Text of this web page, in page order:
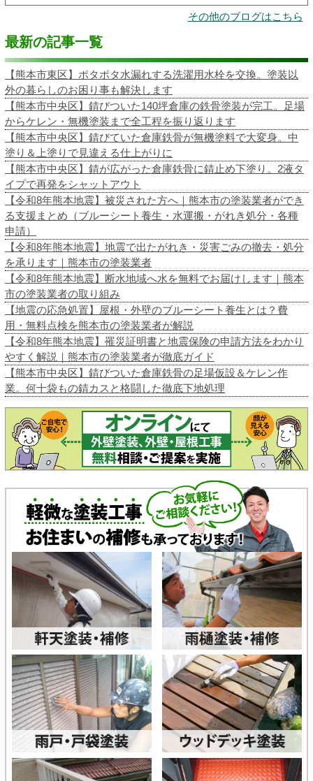
その他のブログはこちら
最新の記事一覧
【熊本市東区】ポタポタ水漏れする洗濯用水栓を交換。塗装以
外の暮らしのお困り事も解決します
【熊本市中央区】錆びついた140坪倉庫の鉄骨塗装が完工。足場
からケレン・無機塗装まで全工程を振り返ります
【熊本市中央区】錆びていた倉庫鉄骨が無機塗料で大変身。中
塗り＆上塗りで見違える仕上がりに
【熊本市中央区】錆が広がった倉庫鉄骨に錆止め下塗り。2液タ
イプで再発をシャットアウト
【令和8年熊本地震】被災された方へ｜熊本市の塗装業者ができ
る支援まとめ（ブルーシート養生・水運搬・がれき処分・各種
申請）
【令和8年熊本地震】地震で出たがれき・災害ごみの撤去・処分
を承ります｜熊本市の塗装業者
【令和8年熊本地震】断水地域へ水を無料でお届けします｜熊本
市の塗装業者の取り組み
【地震の応急処置】屋根・外壁のブルーシート養生とは？費
用・無料点検を熊本市の塗装業者が解説
【令和8年熊本地震】罹災証明書と地震保険の申請方法をわかり
やすく解説｜熊本市の塗装業者が徹底ガイド
【熊本市中央区】錆びついた倉庫鉄骨の足場仮設＆ケレン作
業。何十袋もの錆カスと格闘した徹底下地処理